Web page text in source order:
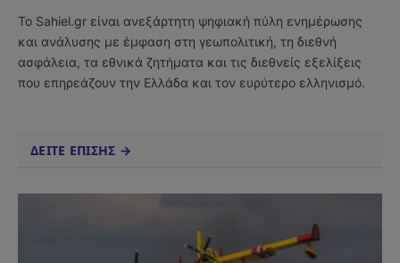
Το Sahiel.gr είναι ανεξάρτητη ψηφιακή πύλη ενημέρωσης
και ανάλυσης με έμφαση στη γεωπολιτική, τη διεθνή
ασφάλεια, τα εθνικά ζητήματα και τις διεθνείς εξελίξεις
που επηρεάζουν την Ελλάδα και τον ευρύτερο ελληνισμό.
ΔΕΙΤΕ ΕΠΙΣΗΣ →